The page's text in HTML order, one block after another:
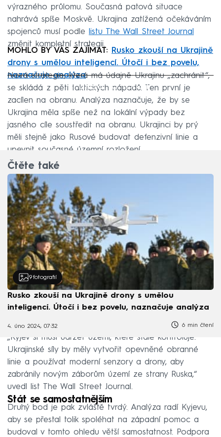
výrazného průlomu. Současná patová situace
nahrává spíše Moskvě. Ukrajina zatížená očekáváním
spojenců musí podle listu The Wall Street Journal
změnit kompletní strategii.
MOHLO BY VÁS ZAJÍMAT: Rusko zkouší na Ukrajině
drony s umělou inteligencí. Útočí i bez povelu,
naznačuje analýza
Failed to fetch
Nová strategie, která má údajně Ukrajinu „zachránit“,
se skládá z pěti taktických nápadů. Ten první je
zacílen na obranu. Analýza naznačuje, že by se
Ukrajina měla spíše než na lokální výpady bez
jasného cíle soustředit na obranu. Ukrajinci by prý
měli stejně jako Rusové budovat defenzivní linie a
upevnit současné územní rozložení.
Čtěte také
9 fotografií
Rusko zkouší na Ukrajině drony s umělou
inteligencí. Útočí i bez povelu, naznačuje analýza
4. úno 2024, 07:32 6 min čtení
„Kyjev si musí udržet území, které stále kontroluje.
Ukrajinské síly by měly vytvořit opevněné obranné
linie a používat moderní senzory a drony, aby
zabránily novým záborům území ze strany Ruska,“
uvedl list The Wall Street Journal.
Stát se samostatnějším
Druhý bod je pak zvláště tvrdý. Analýza radí Kyjevu,
aby se přestal tolik spoléhat na západní pomoc a
budoval v tomto ohledu větší samostatnost. Podpora